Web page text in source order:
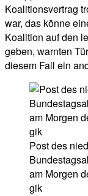
Koalitionsvertrag
war, das könne
Koalition auf den
geben, warnten
diesem Fall ein
Post des
am Morgen
gik